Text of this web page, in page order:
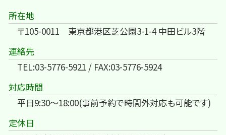
所在地
〒105-0011 東京都港区芝公園3-1-4 中田ビル3階
連絡先
TEL:03-5776-5921 / FAX:03-5776-5924
対応時間
平日9:30～18:00(事前予約で時間外対応も可能です)
定休日